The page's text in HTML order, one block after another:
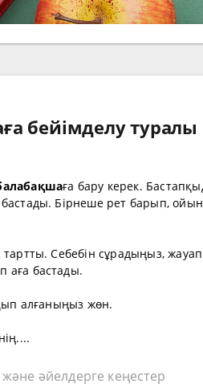
бейімделу туралы
ға бару керек.
бастады. Бірнеше рет барып,
тартты. Себебін сұрадыңыз,
аға бастады.
алғаныңыз жөн.
әйелдерге кеңестер